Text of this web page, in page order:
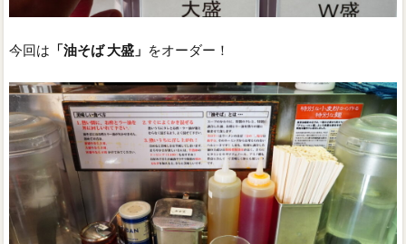
今回は 「油そば 大盛」 をオーダー！